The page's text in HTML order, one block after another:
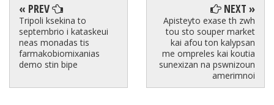
« PREV
Tripoli ksekina to
septembrio i kataskeui
neas monadas tis
farmakobiomixanias
demo stin bipe
NEXT »
Apisteyto exase th zwh
tou sto souper market
kai afou ton kalypsan
me ompreles kai koutia
sunexizan na pswnizoun
amerimnoi